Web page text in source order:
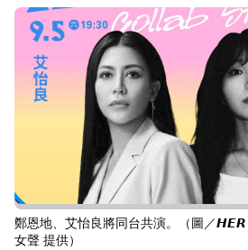
鄭恩地、艾怡良將同台共演。（圖／
女聲 提供）